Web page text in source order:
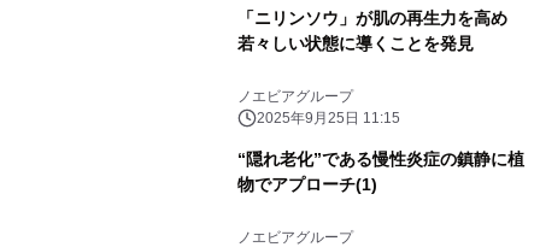
「ニリンソウ」が肌の再生力を高め
若々しい状態に導くことを発見
ノエビアグループ
2025年9月25日 11:15
“隠れ老化”である慢性炎症の鎮静に植
物でアプローチ(1)
ノエビアグループ